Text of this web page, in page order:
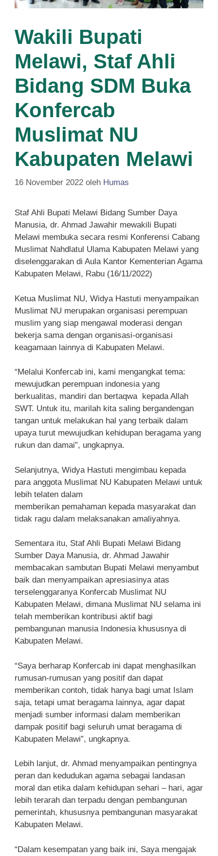
Wakili Bupati
Melawi, Staf Ahli
Bidang SDM Buka
Konfercab
Muslimat NU
Kabupaten Melawi
16 November 2022 oleh Humas
Staf Ahli Bupati Melawi Bidang Sumber Daya
Manusia, dr. Ahmad Jawahir mewakili Bupati
Melawi membuka secara resmi Konferensi Cabang
Muslimat Nahdlatul Ulama Kabupaten Melawi yang
diselenggarakan di Aula Kantor Kementerian Agama
Kabupaten Melawi, Rabu (16/11/2022)
Ketua Muslimat NU, Widya Hastuti menyampaikan
Muslimat NU merupakan organisasi perempuan
muslim yang siap mengawal moderasi dengan
bekerja sama dengan organisasi-organisasi
keagamaan lainnya di Kabupaten Melawi.
“Melalui Konfercab ini, kami mengangkat tema:
mewujudkan perempuan indonesia yang
berkualitas, mandiri dan bertaqwa kepada Allah
SWT. Untuk itu, marilah kita saling bergandengan
tangan untuk melakukan hal yang terbaik dalam
upaya turut mewujudkan kehidupan beragama yang
rukun dan damai”, ungkapnya.
Selanjutnya, Widya Hastuti mengimbau kepada
para anggota Muslimat NU Kabupaten Melawi untuk
lebih telaten dalam
memberikan pemahaman kepada masyarakat dan
tidak ragu dalam melaksanakan amaliyahnya.
Sementara itu, Staf Ahli Bupati Melawi Bidang
Sumber Daya Manusia, dr. Ahmad Jawahir
membacakan sambutan Bupati Melawi menyambut
baik dan menyampaikan apresiasinya atas
terselenggaranya Konfercab Muslimat NU
Kabupaten Melawi, dimana Muslimat NU selama ini
telah memberikan kontribusi aktif bagi
pembangunan manusia Indonesia khususnya di
Kabupaten Melawi.
“Saya berharap Konfercab ini dapat menghasilkan
rumusan-rumusan yang positif dan dapat
memberikan contoh, tidak hanya bagi umat Islam
saja, tetapi umat beragama lainnya, agar dapat
menjadi sumber informasi dalam memberikan
dampak positif bagi seluruh umat beragama di
Kabupaten Melawi”, ungkapnya.
Lebih lanjut, dr. Ahmad menyampaikan pentingnya
peran dan kedudukan agama sebagai landasan
moral dan etika dalam kehidupan sehari – hari, agar
lebih terarah dan terpadu dengan pembangunan
pemerintah, khususnya pembangunan masyarakat
Kabupaten Melawi.
“Dalam kesempatan yang baik ini, Saya mengajak